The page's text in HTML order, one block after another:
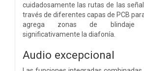
cuidadosamente las rutas de las
través de diferentes capas de PCB
agrega zonas de blindaje
significativamente la diafonía.
Audio excepcional